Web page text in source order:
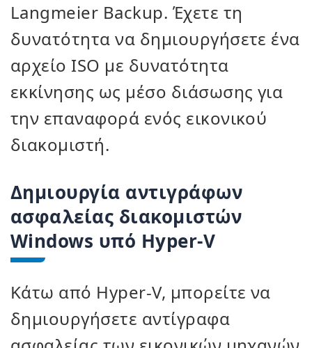
Langmeier Backup. Έχετε τη
δυνατότητα να δημιουργήσετε ένα
αρχείο ISO με δυνατότητα
εκκίνησης ως μέσο διάσωσης για
την επαναφορά ενός εικονικού
διακομιστή.
Δημιουργία αντιγράφων
ασφαλείας διακομιστών
Windows υπό Hyper-V
Κάτω από Hyper-V, μπορείτε να
δημιουργήσετε αντίγραφα